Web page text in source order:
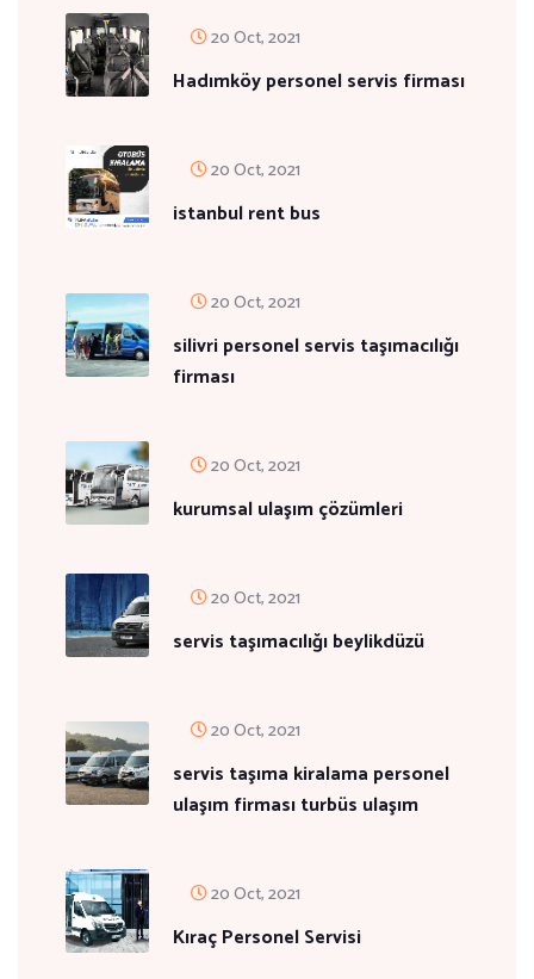
20 Oct, 2021
Hadımköy personel servis firması
20 Oct, 2021
istanbul rent bus
20 Oct, 2021
silivri personel servis taşımacılığı
firması
20 Oct, 2021
kurumsal ulaşım çözümleri
20 Oct, 2021
servis taşımacılığı beylikdüzü
20 Oct, 2021
servis taşıma kiralama personel
ulaşım firması turbüs ulaşım
20 Oct, 2021
Kıraç Personel Servisi